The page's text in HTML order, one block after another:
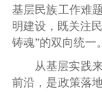
基层民族工作难
明建设，既关注
铸魂”的双向统一。
从基层实践
前沿，是政策落